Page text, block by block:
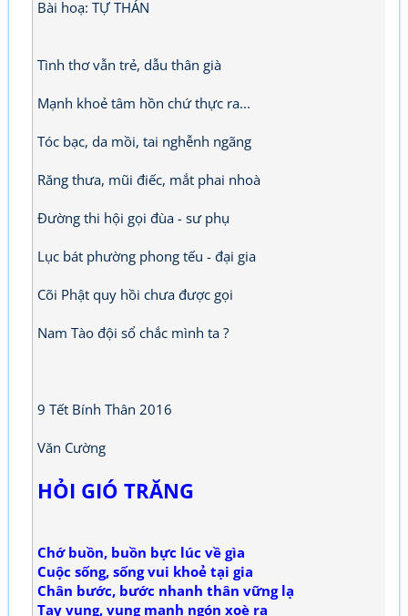
Bài hoạ: TỰ THÁN
Tình thơ vẫn trẻ, dẫu thân già
Mạnh khoẻ tâm hồn chứ thực ra...
Tóc bạc, da mồi, tai nghễnh ngãng
Răng thưa, mũi điếc, mắt phai nhoà
Đường thi hội gọi đùa - sư phụ
Lục bát phường phong tếu - đại gia
Cõi Phật quy hồi chưa được gọi
Nam Tào đội sổ chắc mình ta ?
9 Tết Bính Thân 2016
Văn Cường
HỎI GIÓ TRĂNG
Chớ buồn, buồn bực lúc về gìa
Cuộc sống, sống vui khoẻ tại gia
Chân bước, bước nhanh thân vững lạ
Tay vung, vung mạnh ngón xoè ra